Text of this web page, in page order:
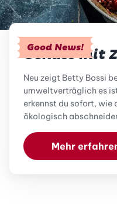
Good News!
Genuss mit
Neu zeigt Betty Bossi
umweltverträglich es
erkennst du sofort,
ökologisch
Mehr